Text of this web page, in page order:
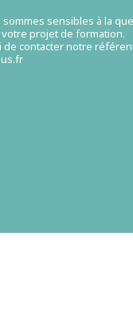
sommes sensibles à la
votre projet de formation.
de contacter notre